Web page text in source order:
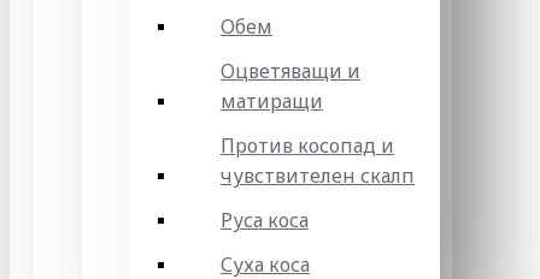
Обем
Оцветяващи и
матиращи
Против косопад и
чувствителен скалп
Руса коса
Суха коса